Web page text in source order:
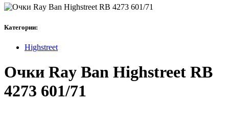
Категории:
Highstreet
Очки Ray Ban Highstreet RB
4273 601/71